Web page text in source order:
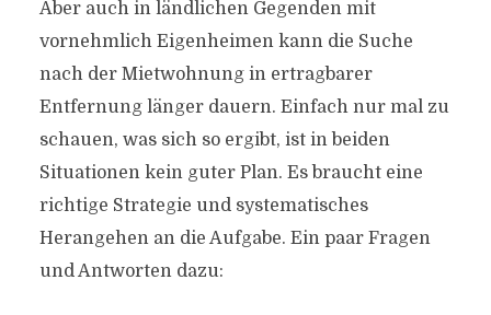
Aber auch in ländlichen Gegenden mit
vornehmlich Eigenheimen kann die Suche
nach der Mietwohnung in ertragbarer
Entfernung länger dauern. Einfach nur mal zu
schauen, was sich so ergibt, ist in beiden
Situationen kein guter Plan. Es braucht eine
richtige Strategie und systematisches
Herangehen an die Aufgabe. Ein paar Fragen
und Antworten dazu: